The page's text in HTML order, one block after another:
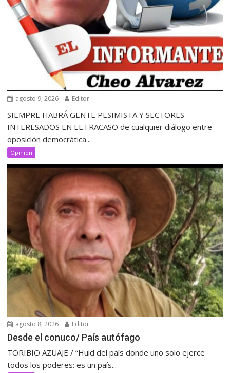
agosto 9, 2026 Editor
SIEMPRE HABRÁ GENTE PESIMISTA Y SECTORES
INTERESADOS EN EL FRACASO de cualquier diálogo entre
oposición democrática...
Opinión
agosto 8, 2026 Editor
Desde el conuco/ País autófago
TORIBIO AZUAJE / “Huid del país donde uno solo ejerce
todos los poderes: es un país...